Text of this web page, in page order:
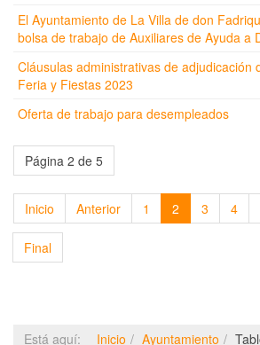
El Ayuntamiento de La Villa de don
bolsa de trabajo de Auxiliares de Ayuda a
Cláusulas administrativas de adjudicación
Feria y Fiestas 2023
Oferta de trabajo para desempleados
Página 2 de 5
Inicio Anterior 1 2 3 4
Final
Está aquí: Inicio Ayuntamiento